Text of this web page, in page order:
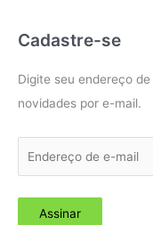
Cadastre-se
Digite seu endereço
novidades por e-mail.
d
Assinar